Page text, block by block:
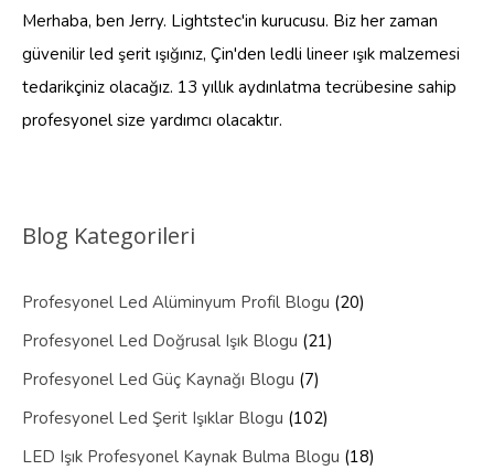
Merhaba, ben Jerry. Lightstec'in kurucusu. Biz her zaman
güvenilir led şerit ışığınız, Çin'den ledli lineer ışık malzemesi
tedarikçiniz olacağız. 13 yıllık aydınlatma tecrübesine sahip
profesyonel size yardımcı olacaktır.
Blog Kategorileri
Profesyonel Led Alüminyum Profil Blogu (20)
Profesyonel Led Doğrusal Işık Blogu (21)
Profesyonel Led Güç Kaynağı Blogu (7)
Profesyonel Led Şerit Işıklar Blogu (102)
LED Işık Profesyonel Kaynak Bulma Blogu (18)